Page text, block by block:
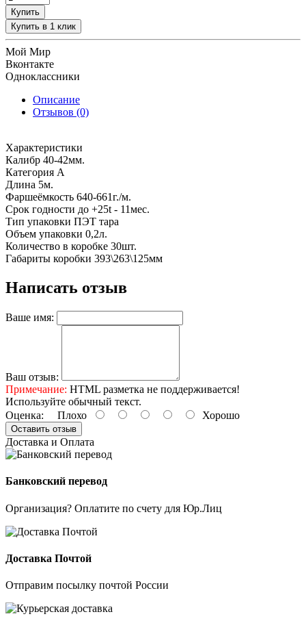
Купить
Купить в 1 клик
Мой Мир
Вконтакте
Одноклассники
Описание
Отзывов (0)
Характеристики
Калибр 40-42мм.
Категория А
Длина 5м.
Фаршеёмкость 640-661г./м.
Срок годности до +25t - 11мес.
Тип упаковки ПЭТ тара
Объем упаковки 0,2л.
Количество в коробке 30шт.
Габариты коробки 393\263\125мм
Написать отзыв
Ваше имя:
Ваш отзыв:
Примечание: HTML разметка не поддерживается!
Используйте обычный текст.
Оценка: Плохо Хорошо
Оставить отзыв
Доставка и Оплата
Банковский перевод
Организация? Оплатите по счету для Юр.Лиц
Доставка Почтой
Отправим посылку почтой России